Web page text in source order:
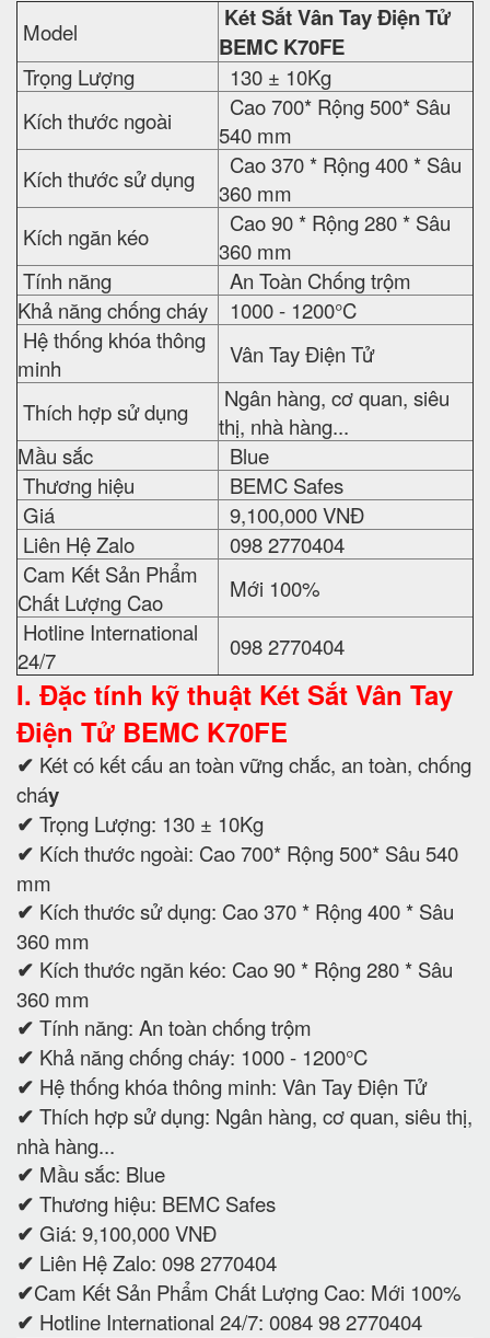
Model
Két Sắt Vân Tay Điện Tử
BEMC K70FE
Trọng Lượng
130 ± 10Kg
Kích thước ngoài
Cao 700* Rộng 500* Sâu
540 mm
Kích thước sử dụng
Cao 370 * Rộng 400 * Sâu
360 mm
Kích ngăn kéo
Cao 90 * Rộng 280 * Sâu
360 mm
Tính năng
An Toàn Chống trộm
Khả năng chống cháy
1000 - 1200°C
Hệ thống khóa thông
minh
Vân Tay Điện Tử
Thích hợp sử dụng
Ngân hàng, cơ quan, siêu
thị, nhà hàng...
Mầu sắc
Blue
Thương hiệu
BEMC Safes
Giá
9,100,000 VNĐ
Liên Hệ Zalo
098 2770404
Cam Kết Sản Phẩm
Chất Lượng Cao
Mới 100%
Hotline International
24/7
098 2770404
I. Đặc tính kỹ thuật Két Sắt Vân Tay
Điện Tử BEMC K70FE
✔ Két có kết cấu an toàn vững chắc, an toàn, chống
cháy
✔ Trọng Lượng: 130 ± 10Kg
✔ Kích thước ngoài: Cao 700* Rộng 500* Sâu 540
mm
✔ Kích thước sử dụng: Cao 370 * Rộng 400 * Sâu
360 mm
✔ Kích thước ngăn kéo: Cao 90 * Rộng 280 * Sâu
360 mm
✔ Tính năng: An toàn chống trộm
✔ Khả năng chống cháy: 1000 - 1200°C
✔ Hệ thống khóa thông minh: Vân Tay Điện Tử
✔ Thích hợp sử dụng: Ngân hàng, cơ quan, siêu thị,
nhà hàng...
✔ Mầu sắc: Blue
✔ Thương hiệu: BEMC Safes
✔ Giá: 9,100,000 VNĐ
✔ Liên Hệ Zalo: 098 2770404
✔Cam Kết Sản Phẩm Chất Lượng Cao: Mới 100%
✔ Hotline International 24/7: 0084 98 2770404